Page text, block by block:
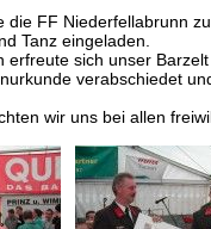
die FF Niederfellabrunn
Tanz eingeladen.
erfreute sich unser
verabschiedet
wir uns bei allen